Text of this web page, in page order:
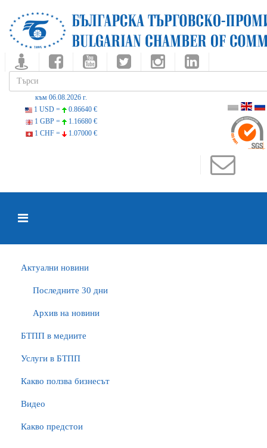
към 06.08.2026 г.
1 USD =
0.86640 €
1 GBP =
1.16680 €
1 CHF =
1.07000 €
Актуални новини
Последните 30 дни
Архив на новини
БTПП в медиите
Услуги в БТПП
Какво ползва бизнесът
Видео
Какво предстои